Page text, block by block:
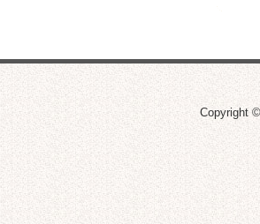
Copyright